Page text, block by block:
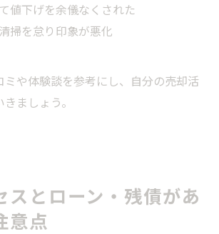
値下げを余儀なくされた
掃を怠り印象が悪化
ミや体験談を参考にし、自分の売却活
ましょう。
スとローン・残債があ
意点